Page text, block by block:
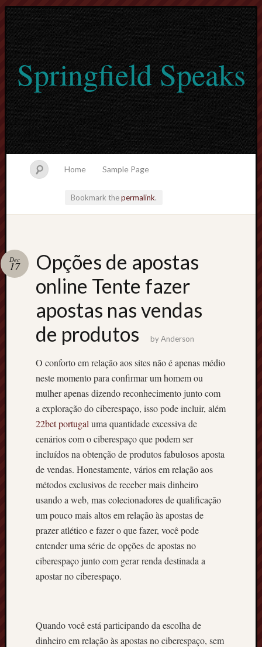
Springfield Speaks
Home Sample Page
Bookmark thepermalink.
Opções de apostas
online Tente fazer
apostas nas vendas
de produtos
Dec
17
byAnderson
O conforto em relação aos sites não é apenas médio
neste momento para confirmar um homem ou
mulher apenas dizendo reconhecimento junto com
a exploração do ciberespaço, isso pode incluir, além
22bet portugal uma quantidade excessiva de
cenários com o ciberespaço que podem ser
incluídos na obtenção de produtos fabulosos aposta
de vendas. Honestamente, vários em relação aos
métodos exclusivos de receber mais dinheiro
usando a web, mas colecionadores de qualificação
um pouco mais altos em relação às apostas de
prazer atlético e fazer o que fazer, você pode
entender uma série de opções de apostas no
ciberespaço junto com gerar renda destinada a
apostar no ciberespaço.
Quando você está participando da escolha de
dinheiro em relação às apostas no ciberespaço, sem